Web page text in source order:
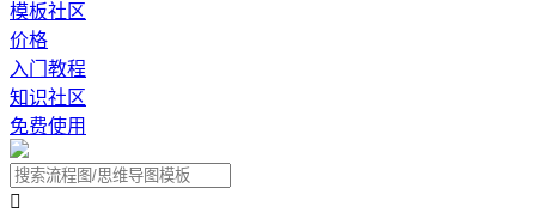
模板社区
价格
入门教程
知识社区
免费使用
